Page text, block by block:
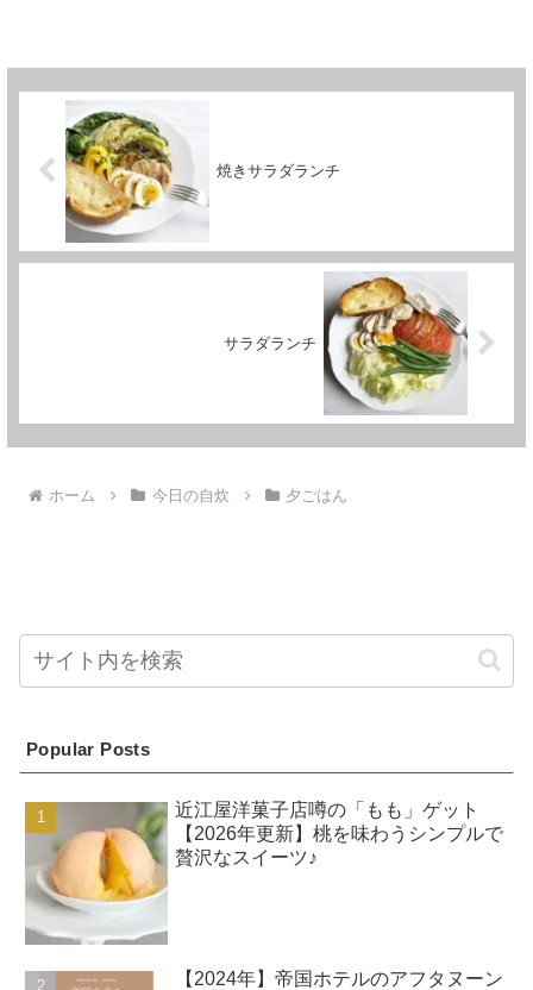
焼きサラダランチ
サラダランチ
ホーム 今日の自炊 夕ごはん
Popular Posts
近江屋洋菓子店噂の「もも」ゲット
【2026年更新】桃を味わうシンプルで
贅沢なスイーツ♪
【2024年】帝国ホテルのアフタヌーン